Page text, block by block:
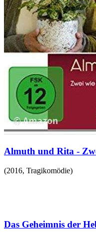
Almuth und Rita -
(2016, Tragikomödie)
Das Geheimnis der